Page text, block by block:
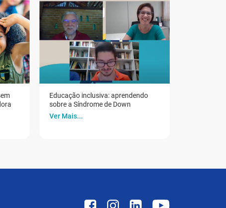
Educação inclusiva: aprendendo
sobre a Síndrome de Down
Ver Mais...